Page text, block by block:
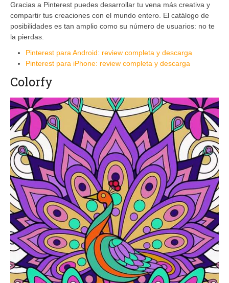
Gracias a Pinterest puedes desarrollar tu vena más creativa y
compartir tus creaciones con el mundo entero. El catálogo de
posibilidades es tan amplio como su número de usuarios: no te
la pierdas.
Pinterest para Android: review completa y descarga
Pinterest para iPhone: review completa y descarga
Colorfy